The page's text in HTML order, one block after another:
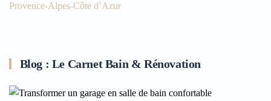
Provence-Alpes-Côte d’Azur
Blog : Le Carnet Bain & Rénovation